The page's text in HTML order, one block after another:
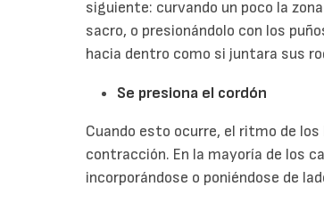
siguiente: curvando un poco la
sacro, o presionándolo con los
hacia dentro como si juntara sus
Se presiona el cordón
Cuando esto ocurre, el ritmo de
contracción. En la mayoría de los
incorporándose o poniéndose de